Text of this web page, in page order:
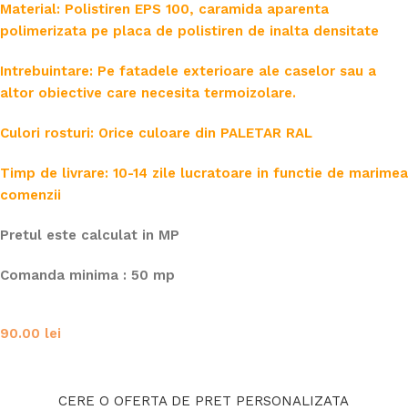
Material: Polistiren EPS 100, caramida aparenta
polimerizata pe placa de polistiren de inalta densitate
Intrebuintare: Pe fatadele exterioare ale caselor sau a
altor obiective care necesita termoizolare.
Culori rosturi: Orice culoare din PALETAR RAL
Timp de livrare: 10-14 zile lucratoare in functie de marimea
comenzii
Pretul este calculat in MP
Comanda minima : 50 mp
90.00 lei
CERE O OFERTA DE PRET PERSONALIZATA